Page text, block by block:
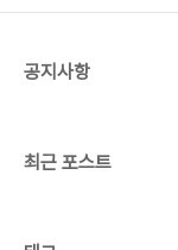
공지사항
최근 포스트